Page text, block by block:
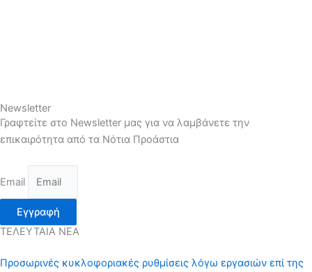
Newsletter
Γραφτείτε στο Newsletter μας για να λαμβάνετε την
επικαιρότητα από τα Νότια Προάστια
Email
Εγγραφή
ΤΕΛΕΥΤΑΙΑ ΝΕΑ
Προσωρινές κυκλοφοριακές ρυθμίσεις λόγω εργασιών επί της